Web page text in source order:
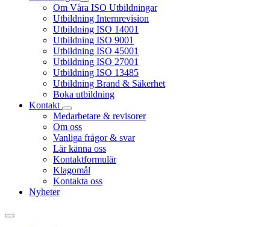
Om Våra ISO Utbildningar
Utbildning Internrevision
Utbildning ISO 14001
Utbildning ISO 9001
Utbildning ISO 45001
Utbildning ISO 27001
Utbildning ISO 13485
Utbildning Brand & Säkerhet
Boka utbildning
Kontakt
Medarbetare & revisorer
Om oss
Vanliga frågor & svar
Lär känna oss
Kontaktformulär
Klagomål
Kontakta oss
Nyheter